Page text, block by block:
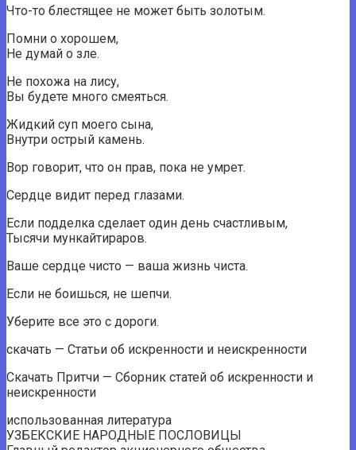
Что-то блестящее не может быть золотым.
Помни о хорошем,
Не думай о зле.
Не похожа на лису,
Вы будете много смеяться.
Жидкий суп моего сына,
Внутри острый камень.
Вор говорит, что он прав, пока не умрет.
Сердце видит перед глазами.
Если подделка сделает один день счастливым,
Тысячи мункайтираров.
Ваше сердце чисто — ваша жизнь чиста.
Если не боишься, не шепчи.
Уберите все это с дороги.
скачать — Статьи об искренности и неискренности
Скачать Притчи — Сборник статей об искренности и
неискренности
использованная литература
УЗБЕКСКИЕ НАРОДНЫЕ ПОСЛОВИЦЫ